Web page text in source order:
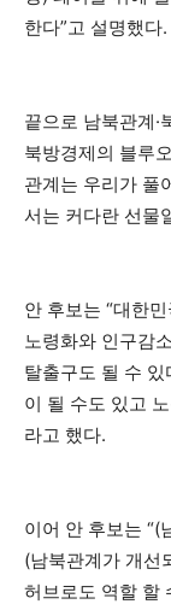
한다”고 설명했다.
끝으로 남북관계·
북방경제의 블루
관계는 우리가 풀
서는 커다란 선물
안 후보는 “대한
노령화와 인구감
탈출구도 될 수
이 될 수도 있고
라고 했다.
이어 안 후보는 “(
(남북관계가 개선
허브로도 역할 할